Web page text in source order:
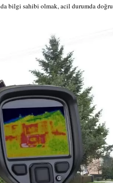
bilgi sahibi olmak, acil durumda doğru